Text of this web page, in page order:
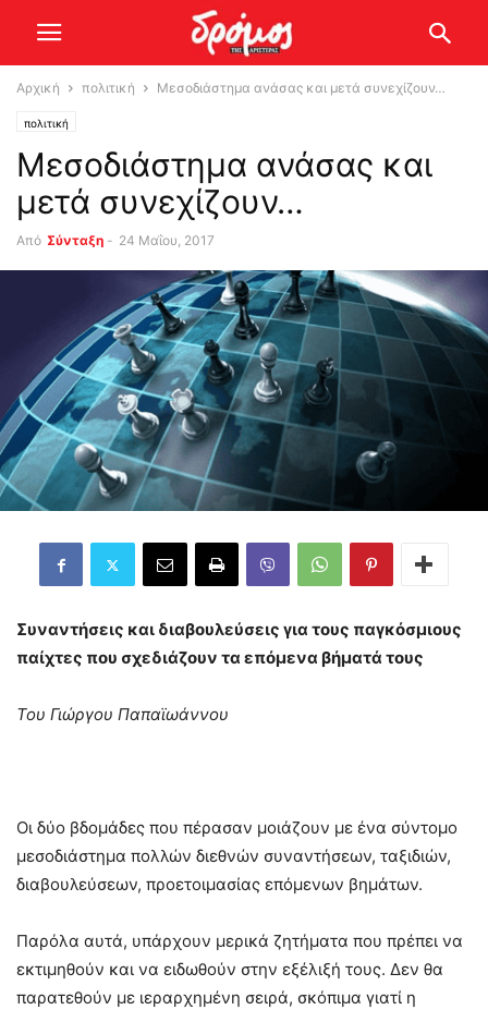
Αρχική πολιτική Μεσοδιάστημα ανάσας και μετά συνεχίζουν…
πολιτική
Μεσοδιάστημα ανάσας και
μετά συνεχίζουν…
Από Σύνταξη - 24 Μαΐου, 2017
Συναντήσεις και διαβουλεύσεις για τους παγκόσμιους
παίχτες που σχεδιάζουν τα επόμενα βήματά τους
Του Γιώργου Παπαϊωάννου
Οι δύο βδομάδες που πέρασαν μοιάζουν με ένα σύντομο
μεσοδιάστημα πολλών διεθνών συναντήσεων, ταξιδιών,
διαβουλεύσεων, προετοιμασίας επόμενων βημάτων.
Παρόλα αυτά, υπάρχουν μερικά ζητήματα που πρέπει να
εκτιμηθούν και να ειδωθούν στην εξέλιξή τους. Δεν θα
παρατεθούν με ιεραρχημένη σειρά, σκόπιμα γιατί η